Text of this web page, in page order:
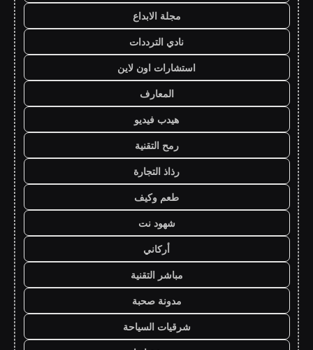
مجلة الابداع
نادي الترددات
استشارات اون لاين
المعارف
هيدب فيديو
رمح التقنية
رذاذ التجارة
طعم وكيف
شهود نت
أركاني
مباشر التقنية
مدونة صحبة
شرقيات السياحة